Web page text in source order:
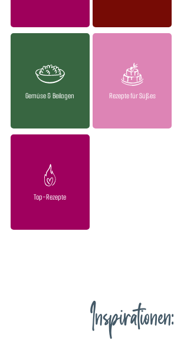
Gemüse & Beilagen Rezepte für Süßes
Top-Rezepte
Inspirationen: